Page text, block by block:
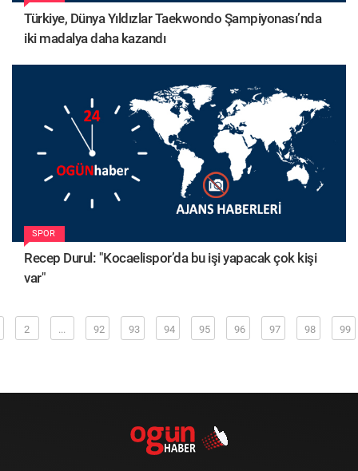
Türkiye, Dünya Yıldızlar Taekwondo Şampiyonası’nda
iki madalya daha kazandı
SPOR
Recep Durul: "Kocaelispor’da bu işi yapacak çok kişi
var"
2 ... 92 93 94 95 96 97 98 99